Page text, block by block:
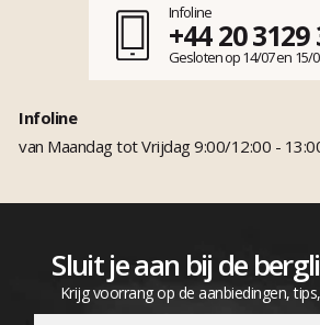
Infoline
+44 20 3129
Gesloten op 14/07 en 15/
Infoline
van Maandag tot Vrijdag 9:00/12:00 -
Sluit je aan bij de
Krijg voorrang op de aanbiedingen,